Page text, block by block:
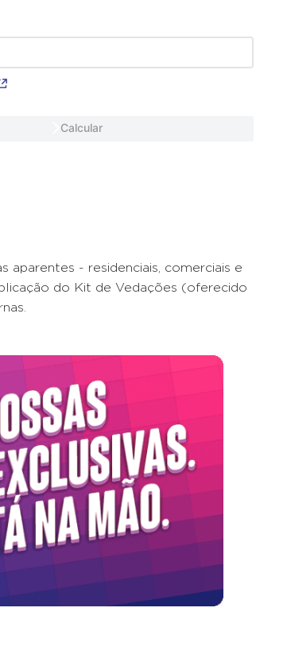
Calcular
aparentes - residenciais, comerciais e
do Kit de Vedações (oferecido